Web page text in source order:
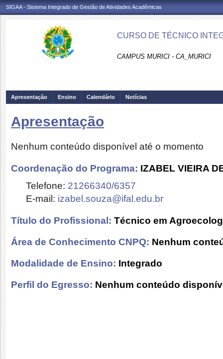
SIGAA - Sistema Integrado de Gestão de Atividades Acadêmicas
CURSO DE TÉCNICO
CAMPUS MURICI - CA_MURICI
Apresentação Ensino Calendário Notícias
Apresentação
Nenhum conteúdo disponível até o momento
Coordenação do Programa: IZABEL VIEIRA
Telefone: 21266340/6357
E-mail: izabel.souza@ifal.edu.br
Título do Profissional: Técnico em
Área de Conhecimento CNPQ: Nenhum
Modalidade de Ensino: Integrado
Perfil do Egresso: Nenhum conteúdo